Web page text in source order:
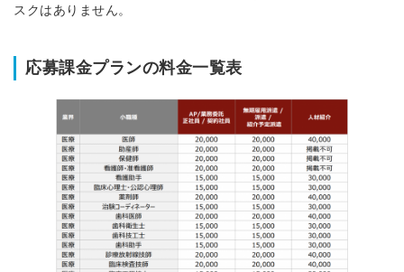
スクはありません。
応募課金プランの料金一覧表